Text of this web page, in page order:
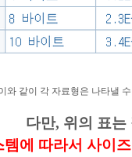
와 같이 각 자료형은 나타낼
다만, 위의 표는
템에 따라서 사이